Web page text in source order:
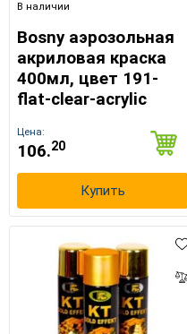
В наличии
Bosny аэрозольная
акриловая краска
400мл, цвет 191-
flat-clear-acrylic
Цена:
106.20
Купить